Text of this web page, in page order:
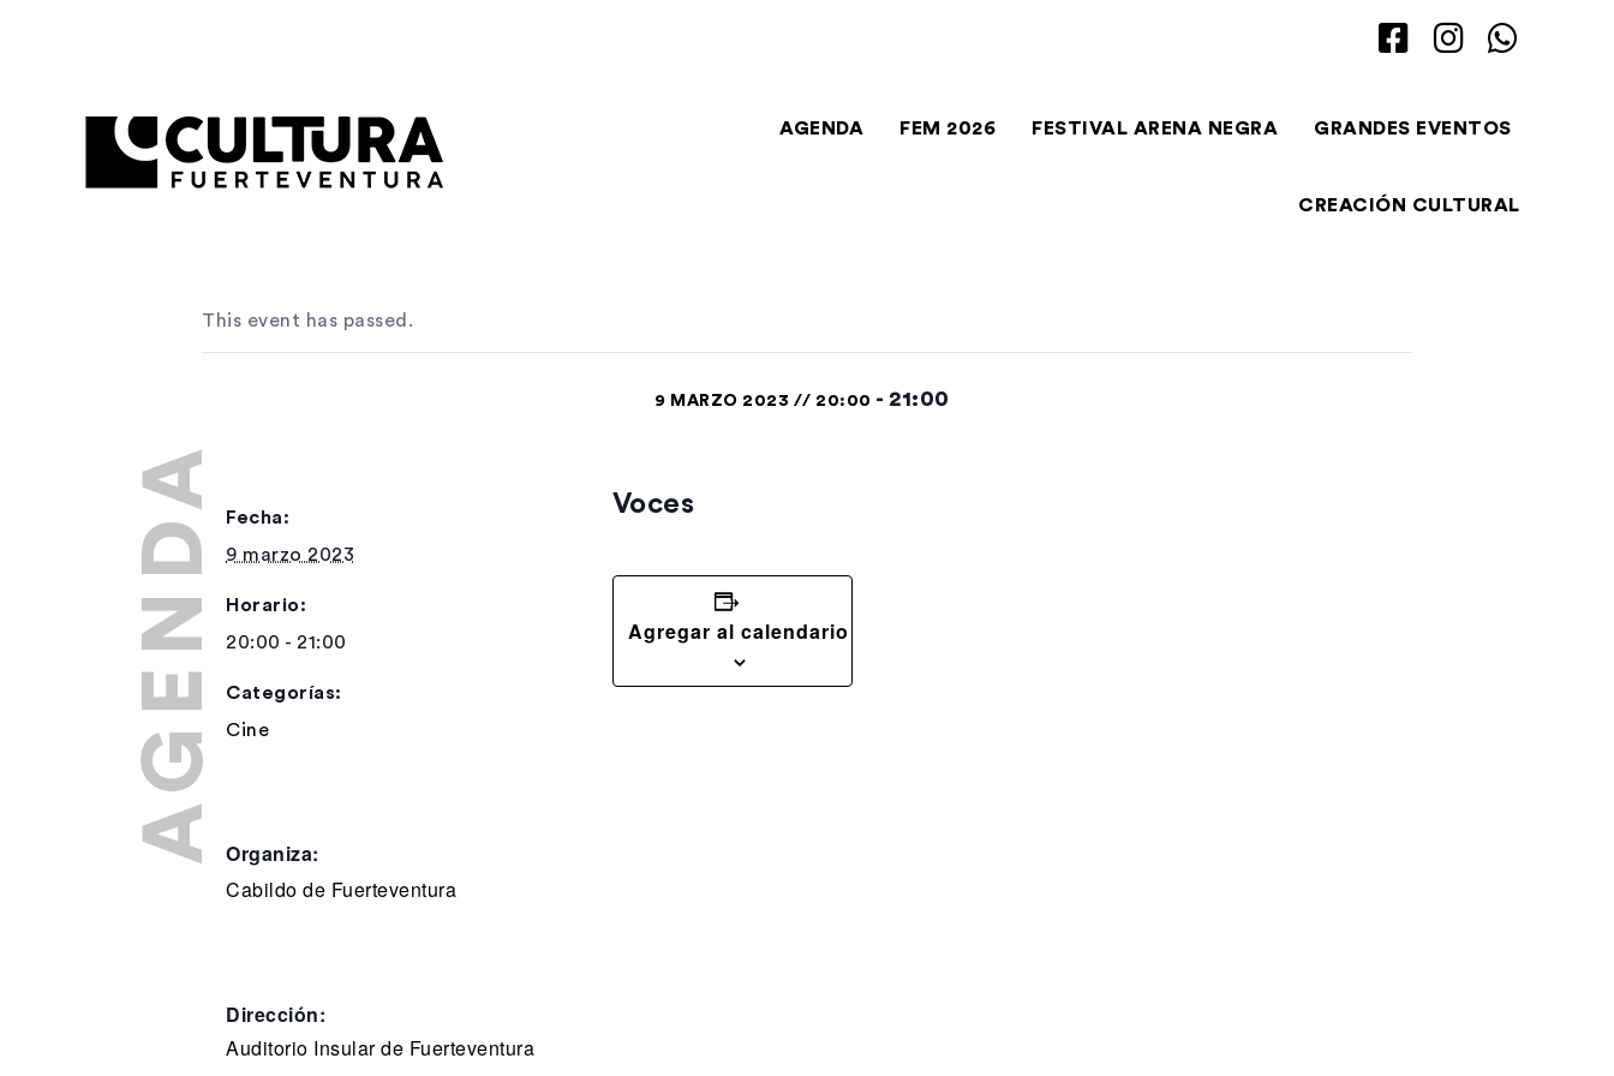
AGENDA FEM 2026 FESTIVAL ARENA NEGRA GRANDES EVENTOS
CREACIÓN CULTURAL
This event has passed.
9 MARZO 2023 // 20:00 - 21:00
Fecha:
9 marzo 2023
Horario:
20:00 - 21:00
Categorías:
Cine
Organiza:
Cabildo de Fuerteventura
Dirección:
Auditorio Insular de Fuerteventura
Voces
Agregar al calendario